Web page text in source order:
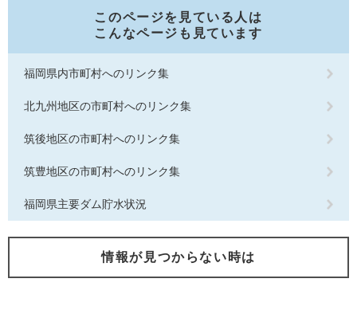
このページを見ている人は
こんなページも見ています
福岡県内市町村へのリンク集
北九州地区の市町村へのリンク集
筑後地区の市町村へのリンク集
筑豊地区の市町村へのリンク集
福岡県主要ダム貯水状況
情報が見つからない時は